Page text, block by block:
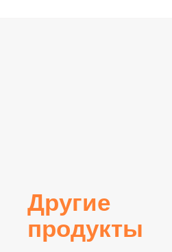
Другие
продукты